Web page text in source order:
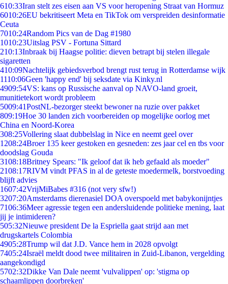
610:33Iran stelt zes eisen aan VS voor heropening Straat van Hormuz
6010:26EU bekritiseert Meta en TikTok om verspreiden desinformatie
Ceuta
7010:24Random Pics van de Dag #1980
1010:23Uitslag PSV - Fortuna Sittard
210:13Inbraak bij Haagse politie: dieven betrapt bij stelen illegale
sigaretten
410:09Nachtelijk gebiedsverbod brengt rust terug in Rotterdamse wijk
1110:06Geen 'happy end' bij seksdate via Kinky.nl
4909:54VS: kans op Russische aanval op NAVO-land groeit,
munitietekort wordt probleem
5009:41PostNL-bezorger steekt bewoner na ruzie over pakket
809:19Hoe 30 landen zich voorbereiden op mogelijke oorlog met
China en Noord-Korea
308:25Vollering slaat dubbelslag in Nice en neemt geel over
1208:24Broer 135 keer gestoken en gesneden: zes jaar cel en tbs voor
doodslag Gouda
3108:18Britney Spears: "Ik geloof dat ik heb gefaald als moeder"
2108:17RIVM vindt PFAS in al de geteste moedermelk, borstvoeding
blijft advies
1607:42VrijMiBabes #316 (not very sfw!)
3207:20Amsterdams dierenasiel DOA overspoeld met babykonijntjes
7106:36Meer agressie tegen een andersluidende politieke mening, laat
jij je intimideren?
505:32Nieuwe president De la Espriella gaat strijd aan met
drugskartels Colombia
4905:28Trump wil dat J.D. Vance hem in 2028 opvolgt
7405:24Israël meldt dood twee militairen in Zuid-Libanon, vergelding
aangekondigd
5702:32Dikke Van Dale neemt 'vulvalippen' op: 'stigma op
schaamlippen doorbreken'